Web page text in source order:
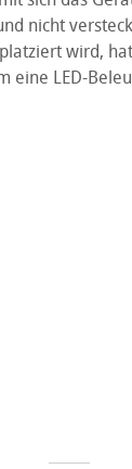
nicht
wird,
eine LED-